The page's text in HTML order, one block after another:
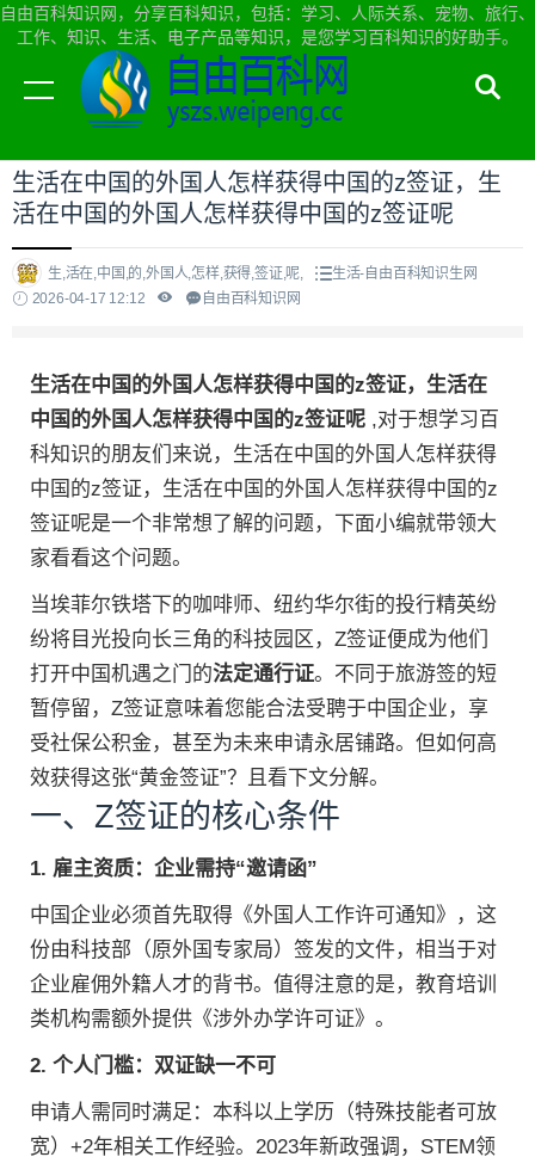
自由百科知识网，分享百科知识，包括：学习、人际关系、宠物、旅行、
工作、知识、生活、电子产品等知识，是您学习百科知识的好助手。
当前位置：自由百科知识网首页>生活
生活在中国的外国人怎样获得中国的z签证，生
活在中国的外国人怎样获得中国的z签证呢
生,活在,中国,的,外国人,怎样,获得,签证,呢,
生活-自由百科知识生网
2026-04-17 12:12
自由百科知识网
生活在中国的外国人怎样获得中国的z签证，生活在
中国的外国人怎样获得中国的z签证呢 ,对于想学习百
科知识的朋友们来说，生活在中国的外国人怎样获得
中国的z签证，生活在中国的外国人怎样获得中国的z
签证呢是一个非常想了解的问题，下面小编就带领大
家看看这个问题。
当埃菲尔铁塔下的咖啡师、纽约华尔街的投行精英纷
纷将目光投向长三角的科技园区，Z签证便成为他们
打开中国机遇之门的法定通行证。不同于旅游签的短
暂停留，Z签证意味着您能合法受聘于中国企业，享
受社保公积金，甚至为未来申请永居铺路。但如何高
效获得这张“黄金签证”？且看下文分解。
一、Z签证的核心条件
1. 雇主资质：企业需持“邀请函”
中国企业必须首先取得《外国人工作许可通知》，这
份由科技部（原外国专家局）签发的文件，相当于对
企业雇佣外籍人才的背书。值得注意的是，教育培训
类机构需额外提供《涉外办学许可证》。
2. 个人门槛：双证缺一不可
申请人需同时满足：本科以上学历（特殊技能者可放
宽）+2年相关工作经验。2023年新政强调，STEM领